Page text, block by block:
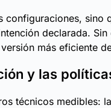
configuraciones, sino
declarada. Sin
más eficiente
y las
técnicos medibles: